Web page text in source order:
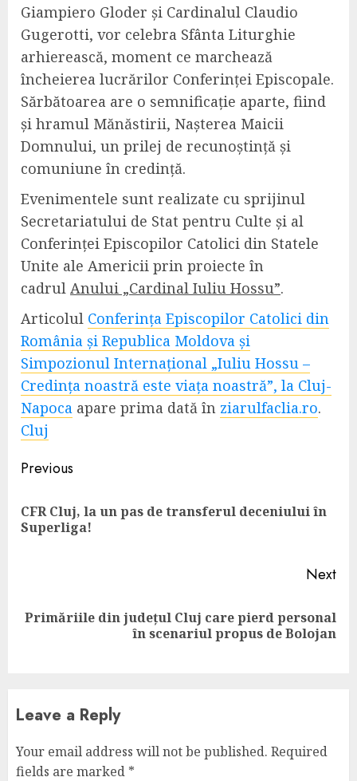
Giampiero Gloder și Cardinalul Claudio
Gugerotti, vor celebra Sfânta Liturghie
arhierească, moment ce marchează
încheierea lucrărilor Conferinței Episcopale.
Sărbătoarea are o semnificație aparte, fiind
și hramul Mănăstirii, Nașterea Maicii
Domnului, un prilej de recunoștință și
comuniune în credință.
Evenimentele sunt realizate cu sprijinul
Secretariatului de Stat pentru Culte și al
Conferinței Episcopilor Catolici din Statele
Unite ale Americii prin proiecte în
cadrul Anului „Cardinal Iuliu Hossu”.
Articolul Conferința Episcopilor Catolici din
România și Republica Moldova și
Simpozionul Internațional „Iuliu Hossu –
Credința noastră este viața noastră”, la Cluj-
Napoca apare prima dată în ziarulfaclia.ro.
Cluj
Continue
Previous
CFR Cluj, la un pas de transferul deceniului în
Superliga!
Next
Next
Primăriile din județul Cluj care pierd personal
în scenariul propus de Bolojan
Leave a Reply
Your email address will not be published. Required
fields are marked *